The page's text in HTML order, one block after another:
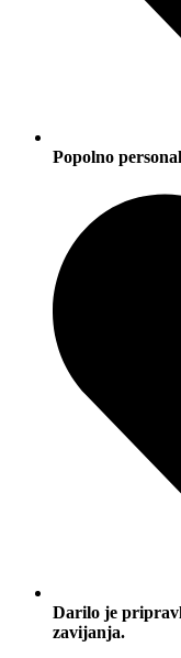
Popolno
Darilo je
zavijanja.